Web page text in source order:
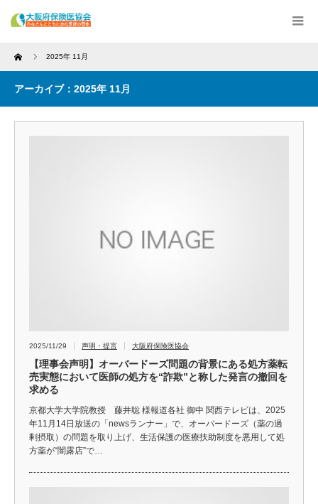
Home 2025年 11月
アーカイブ：2025年 11月
2025/11/29 声明・提言 大阪府保険医協会
【理事会声明】オーバードーズ問題の背景にある処方薬転
売実態において医師の処方を“詐欺”と称した発言の撤回を
求める
京都大学大学院教授 藤井聡 様報道各社 御中 関西テレビは、2025
年11月14日放送の「newsランナー」で、オーバードーズ（薬の過
剰摂取）の問題を取り上げ、生活保護の医療扶助制度を悪用して処
方薬が“闇露店”で…